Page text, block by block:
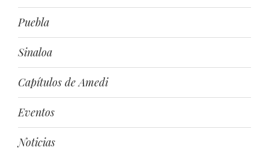
Puebla
Sinaloa
Capítulos de Amedi
Eventos
Noticias